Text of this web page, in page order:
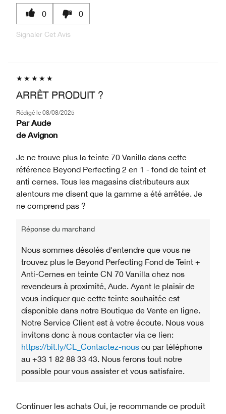
0 0
Signaler Cet Avis
ARRÊT PRODUIT ?
Rédigé le 08/08/2025
Par Aude
de Avignon
Je ne trouve plus la teinte 70 Vanilla dans cette
référence Beyond Perfecting 2 en 1 - fond de teint et
anti cernes. Tous les magasins distributeurs aux
alentours me disent que la gamme a été arrêtée. Je
ne comprend pas ?
Réponse du marchand
Nous sommes désolés d'entendre que vous ne
trouvez plus le Beyond Perfecting Fond de Teint +
Anti-Cernes en teinte CN 70 Vanilla chez nos
revendeurs à proximité, Aude. Ayant le plaisir de
vous indiquer que cette teinte souhaitée est
disponible dans notre Boutique de Vente en ligne.
Notre Service Client est à votre écoute. Nous vous
invitons donc à nous contacter via ce lien:
https://bit.ly/CL_Contactez-nous ou par téléphone
au +33 1 82 88 33 43. Nous ferons tout notre
possible pour vous assister et vous satisfaire.
Continuer les achats Oui, je recommande ce produit